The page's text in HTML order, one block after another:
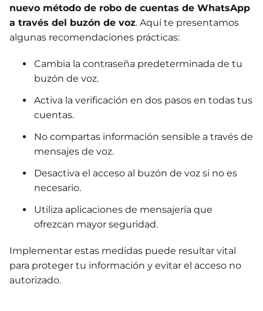
nuevo método de robo de cuentas de WhatsApp
a través del buzón de voz. Aquí te presentamos
algunas recomendaciones prácticas:
Cambia la contraseña predeterminada de tu
buzón de voz.
Activa la verificación en dos pasos en todas tus
cuentas.
No compartas información sensible a través de
mensajes de voz.
Desactiva el acceso al buzón de voz si no es
necesario.
Utiliza aplicaciones de mensajería que
ofrezcan mayor seguridad.
Implementar estas medidas puede resultar vital
para proteger tu información y evitar el acceso no
autorizado.